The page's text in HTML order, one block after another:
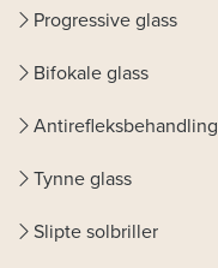
Progressive glass
Bifokale glass
Antirefleksbehandling
Tynne glass
Slipte solbriller